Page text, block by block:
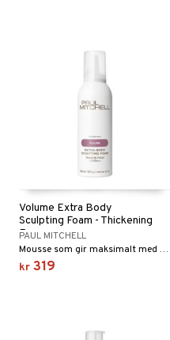
Volume Extra Body
Sculpting Foam - Thickening
Foam
PAUL MITCHELL
Mousse som gir maksimalt med volum, kontroll og en fleksibel holdbarhet.
kr 319